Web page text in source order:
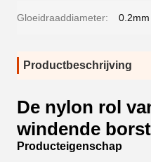
Gloeidraaddiameter:
Productbeschrijving
De nylon rol
windende
Producteigenschap